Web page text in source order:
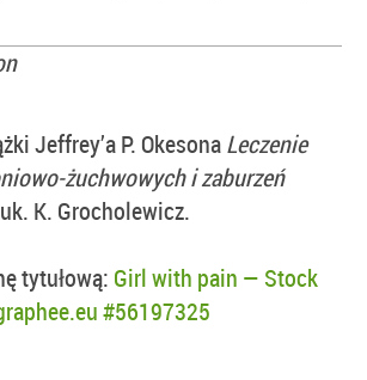
Jeffrey’a P. OkesonaLeczenie
żuchwowych i zaburzeń
K. Grocholewicz.
tytułową: Girl with pain — Stock
#56197325